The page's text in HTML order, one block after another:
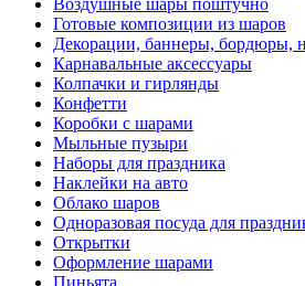
Воздушные шары поштучно
Готовые композиции из шаров
Декорации, баннеры, бордюры,
Карнавальные аксессуары
Колпачки и гирлянды
Конфетти
Коробки с шарами
Мыльные пузыри
Наборы для праздника
Наклейки на авто
Облако шаров
Одноразовая посуда для
Открытки
Оформление шарами
Пиньята